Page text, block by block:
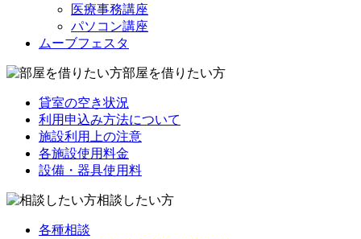
医療事務講座
パソコン講座
ムーブフェスタ
部屋を借りたい方
貸室の空き状況
利用申込み方法について
施設利用上の注意
各施設使用料金
設備・器具使用料
相談したい方
各種相談